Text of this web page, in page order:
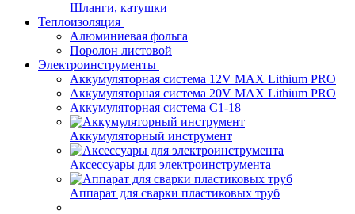
Шланги, катушки
Теплоизоляция
Алюминиевая фольга
Поролон листовой
Электроинструменты
Аккумуляторная система 12V MAX Lithium PRO
Аккумуляторная система 20V MAX Lithium PRO
Аккумуляторная система С1-18
Аккумуляторный инструмент
Аксессуары для электроинструмента
Аппарат для сварки пластиковых труб